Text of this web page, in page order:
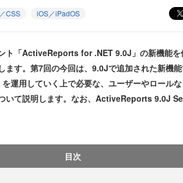
CSS iOS／iPadOS
ト「ActiveReports for .NET 9.0J」の新機能を
ます。第7回の今回は、9.0Jで追加された新機
運用していく上で必要な、ユーザーやロール
いて説明します。なお、ActiveReports 9.0J
目次